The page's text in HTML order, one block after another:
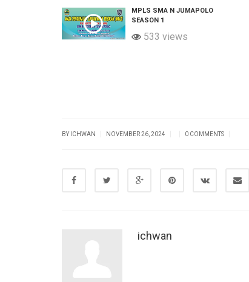
MPLS SMA N JUMAPOLO
SEASON 1
533 views
BY ICHWAN NOVEMBER 26, 2024 0 COMMENTS
ichwan